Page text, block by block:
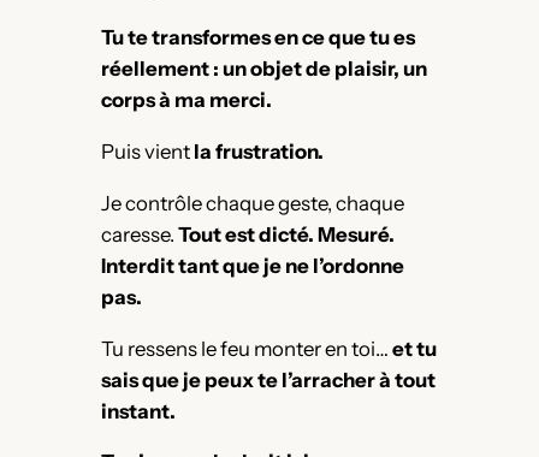
Tu te transformes en ce que tu es
réellement : un objet de plaisir, un
corps à ma merci.
Puis vient la frustration.
Je contrôle chaque geste, chaque
caresse. Tout est dicté. Mesuré.
Interdit tant que je ne l’ordonne
pas.
Tu ressens le feu monter en toi… et tu
sais que je peux te l’arracher à tout
instant.